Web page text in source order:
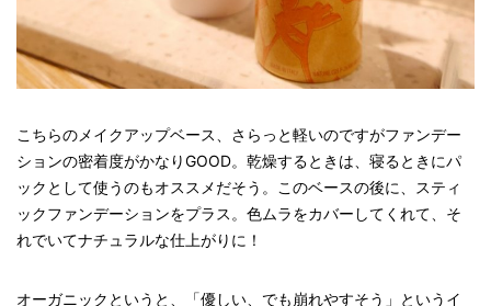
こちらのメイクアップベース、さらっと軽いのですがファンデー
ションの密着度がかなりGOOD。乾燥するときは、寝るときにパ
ックとして使うのもオススメだそう。このベースの後に、スティ
ックファンデーションをプラス。色ムラをカバーしてくれて、そ
れでいてナチュラルな仕上がりに！
オーガニックというと、「優しい、でも崩れやすそう」というイ